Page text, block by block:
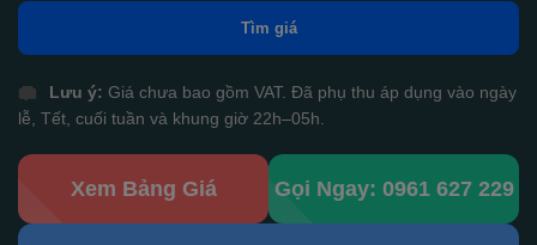
Tìm giá
Lưu ý: Giá chưa bao gồm VAT. Đã phụ thu áp dụng vào ngày
lễ, Tết, cuối tuần và khung giờ 22h–05h.
Xem Bảng Giá Gọi Ngay: 0961 627 229